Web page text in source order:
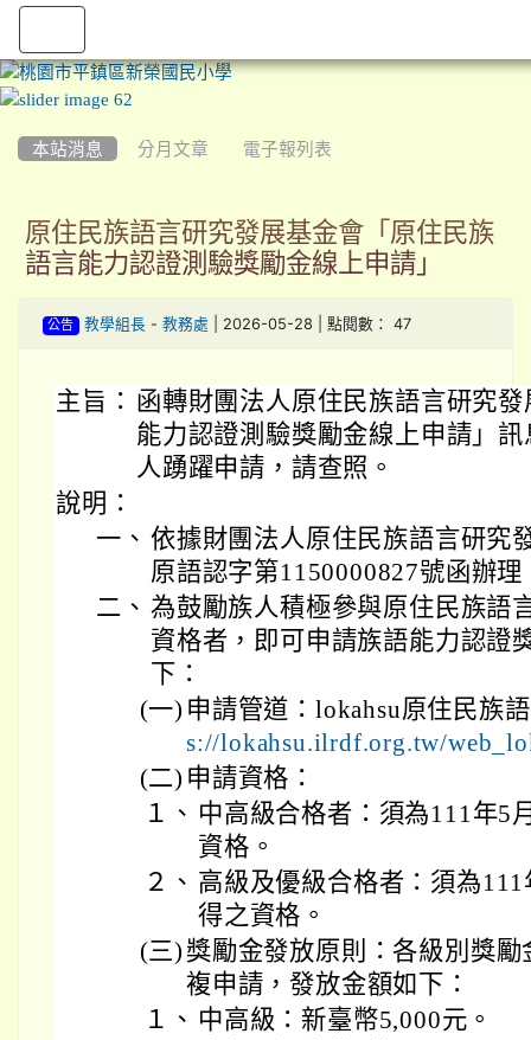
本站消息 分月文章 電子報列表
原住民族語言研究發展基金會「原住民族
語言能力認證測驗獎勵金線上申請」
公告 教學組長- 教務處 | 2026-05-28 | 點閱數： 47
主旨： 函轉財團法人原住民族語言研究
能力認證測驗獎勵金線上申請」
人踴躍申請，請查照。
說明：
一、 依據財團法人原住民族語言研究
原語認字第1150000827號函辦理
二、 為鼓勵族人積極參與原住民族語
資格者，即可申請族語能力認證
下：
(一) 申請管道：lokahsu原住民族
s://lokahsu.ilrdf.org.tw/
(二) 申請資格：
１、 中高級合格者：須為111年5
資格。
２、 高級及優級合格者：須為
得之資格。
(三) 獎勵金發放原則：各級別獎
複申請，發放金額如下：
１、 中高級：新臺幣5,000元。